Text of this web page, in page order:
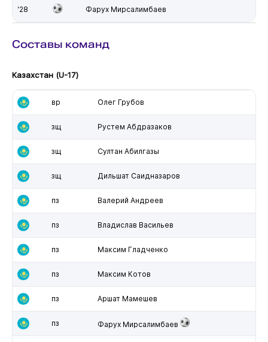
'28 Фарух Мирсалимбаев
Составы команд
Казахстан (U-17)
вр Олег Грубов
зщ Рустем Абдразаков
зщ Султан Абилгазы
зщ Дильшат Саидназаров
пз Валерий Андреев
пз Владислав Васильев
пз Максим Гладченко
пз Максим Котов
пз Аршат Мамешев
пз Фарух Мирсалимбаев